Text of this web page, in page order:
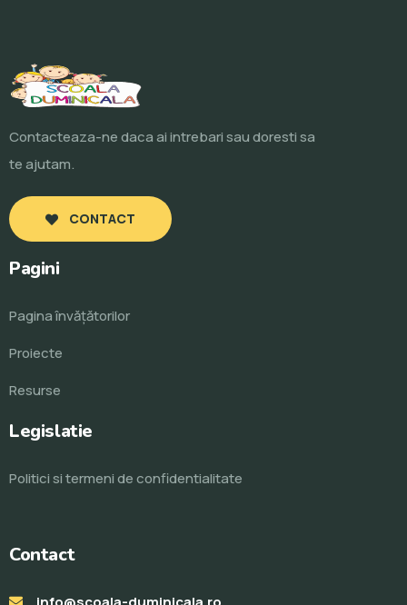
Contacteaza-ne daca ai intrebari sau doresti sa
te ajutam.
CONTACT
Pagini
Pagina învăţătorilor
Proiecte
Resurse
Legislatie
Politici si termeni de confidentialitate
Contact